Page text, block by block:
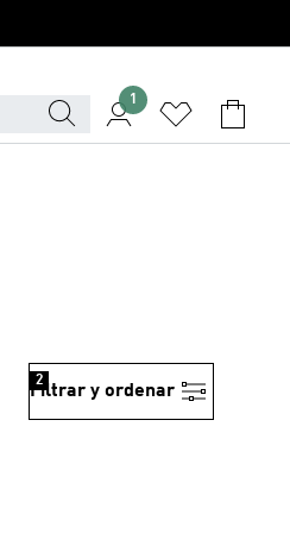
1
Filtrar y ordenar
2